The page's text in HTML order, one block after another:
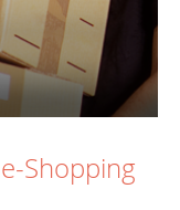
Shopping